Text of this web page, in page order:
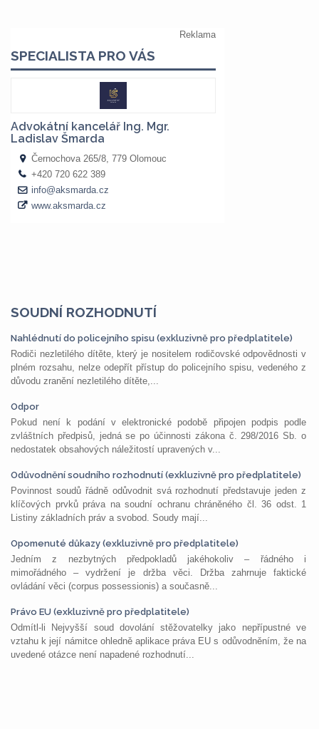
SOUDNÍ ROZHODNUTÍ
Nahlédnutí do policejního spisu (exkluzivně pro předplatitele)
Rodiči nezletilého dítěte, který je nositelem rodičovské odpovědnosti v
plném rozsahu, nelze odepřít přístup do policejního spisu, vedeného z
důvodu zranění nezletilého dítěte,...
Odpor
Pokud není k podání v elektronické podobě připojen podpis podle
zvláštních předpisů, jedná se po účinnosti zákona č. 298/2016 Sb. o
nedostatek obsahových náležitostí upravených v...
Odůvodnění soudního rozhodnutí (exkluzivně pro předplatitele)
Povinnost soudů řádně odůvodnit svá rozhodnutí představuje jeden z
klíčových prvků práva na soudní ochranu chráněného čl. 36 odst. 1
Listiny základních práv a svobod. Soudy mají...
Opomenuté důkazy (exkluzivně pro předplatitele)
Jedním z nezbytných předpokladů jakéhokoliv – řádného i
mimořádného – vydržení je držba věci. Držba zahrnuje faktické
ovládání věci (corpus possessionis) a současně...
Právo EU (exkluzivně pro předplatitele)
Odmítl-li Nejvyšší soud dovolání stěžovatelky jako nepřípustné ve
vztahu k její námitce ohledně aplikace práva EU s odůvodněním, že na
uvedené otázce není napadené rozhodnutí...